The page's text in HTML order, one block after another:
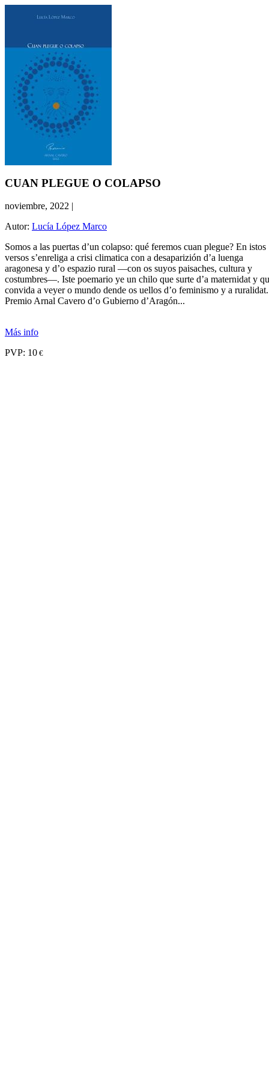
CUAN PLEGUE O COLAPSO
noviembre, 2022 |
Autor: Lucía López Marco
Somos a las puertas d’un colapso: qué feremos cuan plegue? En istos
versos s’enreliga a crisi climatica con a desaparizión d’a luenga
aragonesa y d’o espazio rural —con os suyos paisaches, cultura y
costumbres—. Iste poemario ye un chilo que surte d’a maternidat y
convida a veyer o mundo dende os uellos d’o feminismo y a ruralidat.
Premio Arnal Cavero d’o Gubierno d’Aragón...
Más info
PVP: 10 €